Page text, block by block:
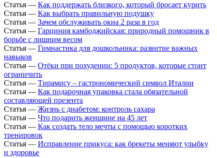
Статья — Как поддержать близкого, который бросает курить
Статья — Как выбрать правильную подушку
Статья — Зачем обслуживать окна 2 раза в год
Статья — Гарциния камбоджийская: природный помощник в
борьбе с лишним весом
Статья — Гимнастика для дошкольника: развитие важных
навыков
Статья — Отёки при похудении: 5 продуктов, которые стоит
ограничить
Статья — Тирамису – гастрономический символ Италии
Статья — Как подарочная упаковка стала обязательной
составляющей презента
Статья — Жизнь с диабетом: контроль сахара
Статья — Что подарить женщине на 45 лет
Статья — Как создать тело мечты с помощью коротких
тренировок
Статья — Исправление прикуса: как брекеты меняют улыбку
и здоровье